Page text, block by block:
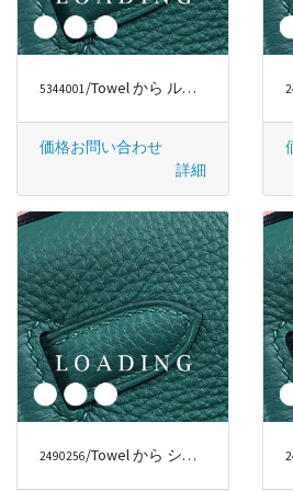
5344001/Towel から ルイヴィトン/LOUIS VUITTON
価格お問い合わせ
詳細
2490256/Towel から シャネル/CHANEL